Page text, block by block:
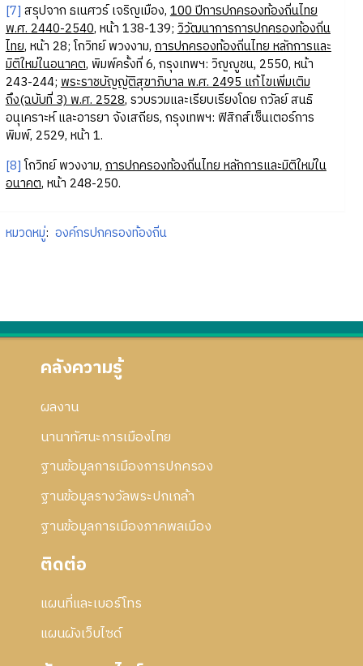
[7] สรุปจาก ธเนศวร์ เจริญเมือง,100 ปีการปกครองท้องถิ่นไทย
พ.ศ. 2440-2540, หน้า 138-139;วิวัฒนาการการปกครองท้องถิ่น
ไทย, หน้า 28; โกวิทย์ พวงงาม,การปกครองท้องถิ่นไทย หลักการและ
มิติใหม่ในอนาคต, พิมพ์ครั้งที่ 6, กรุงเทพฯ: วิญญูชน, 2550, หน้า
243-244;พระราชบัญญัติสุขาภิบาล พ.ศ. 2495 แก้ไขเพิ่มเติม
ถึง(ฉบับที่ 3) พ.ศ. 2528, รวบรวมและเรียบเรียงโดย ถวัลย์ สนธิ
อนุเคราะห์ และอารยา จังเสถียร, กรุงเทพฯ: ฟิสิกส์เซ็นเตอร์การ
พิมพ์, 2529, หน้า 1.
[8]โกวิทย์ พวงงาม,การปกครองท้องถิ่นไทย หลักการและมิติใหม่ใน
อนาคต, หน้า 248-250.
หมวดหมู่: องค์กรปกครองท้องถิ่น
คลังความรู้
ผลงาน
นานาทัศนะการเมืองไทย
ฐานข้อมูลการเมืองการปกครอง
ฐานข้อมูลรางวัลพระปกเกล้า
ฐานข้อมูลการเมืองภาคพลเมือง
ติดต่อ
แผนที่และเบอร์โทร
แผนผังเว็บไซด์